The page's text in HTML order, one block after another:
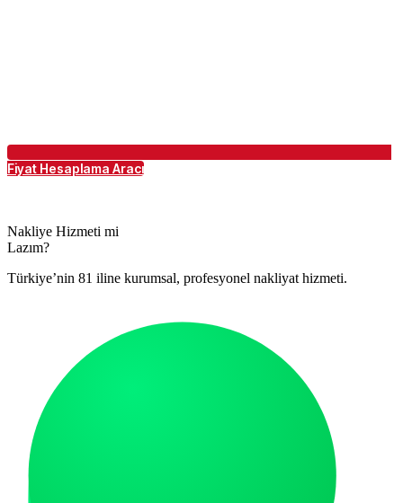
Fiyat Hesaplama Aracı
Nakliye Hizmeti mi
Lazım?
Türkiye’nin 81 iline kurumsal, profesyonel nakliyat hizmeti.